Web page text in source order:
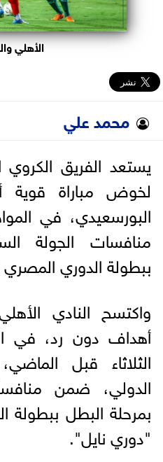
الأهلي
محمد علي
يستعد الفريق الكروي
لخوض مباراة قوية
البورسعيدي، في
منافسات الجولة
ببطولة الدوري المصري
واكتسح النادي
أهداف دون رد، في
الثلاثاء قبل
الدولي، ضمن
بمرحلة البطل ببطولة
"دوري نايل".